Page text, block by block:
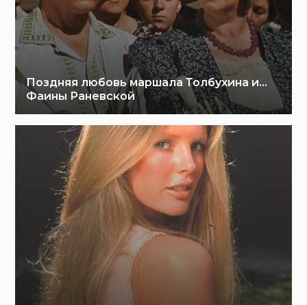
Поздняя любовь маршала Толбухина и…
Фаины Раневской